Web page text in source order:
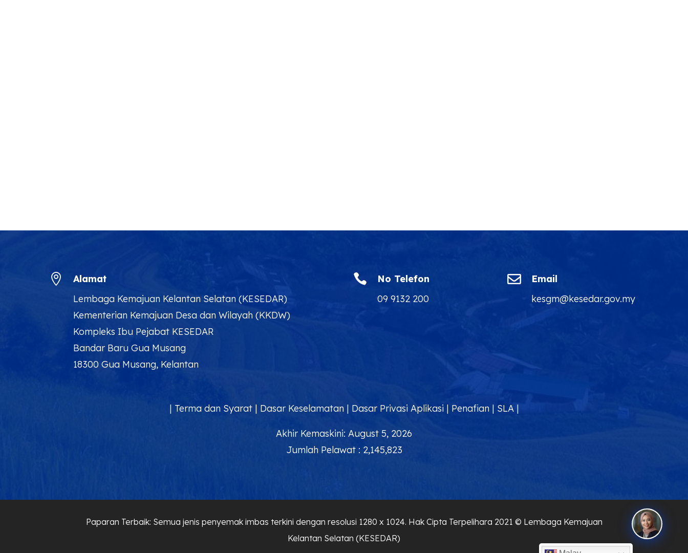

Alamat
Lembaga Kemajuan Kelantan Selatan (KESEDAR)
Kementerian Kemajuan Desa dan Wilayah (KKDW)
Kompleks Ibu Pejabat KESEDAR
Bandar Baru Gua Musang
18300 Gua Musang, Kelantan

No Telefon
09 9132 200

Email
kesgm@kesedar.gov.my
| Terma dan Syarat| Dasar Keselamatan | Dasar Privasi Aplikasi| Penafian | SLA|
Akhir Kemaskini: August 5, 2026
Jumlah Pelawat : 2,145,823
Paparan Terbaik: Semua jenis penyemak imbas terkini dengan resolusi 1280 x 1024. Hak Cipta Terpelihara 2021 © Lembaga Kemajuan
Kelantan Selatan (KESEDAR)